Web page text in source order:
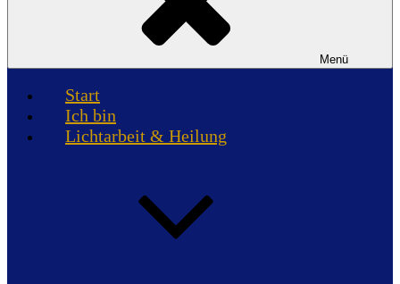
Menü
Start
Ich bin
Lichtarbeit & Heilung